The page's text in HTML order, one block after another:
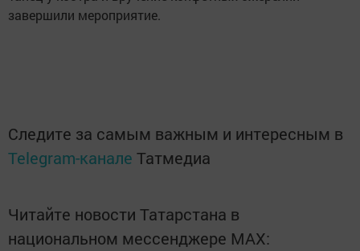
завершили мероприятие.
Следите за самым важным и интересным в
Telegram-канале Татмедиа
Читайте новости Татарстана в
национальном мессенджере MАХ: